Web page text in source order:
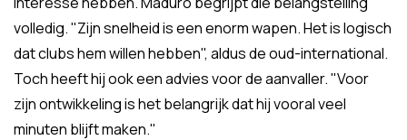
volledig. "Zijn snelheid is een enorm wapen. Het is logisch
dat clubs hem willen hebben", aldus de oud-international.
Toch heeft hij ook een advies voor de aanvaller. "Voor
zijn ontwikkeling is het belangrijk dat hij vooral veel
minuten blijft maken."